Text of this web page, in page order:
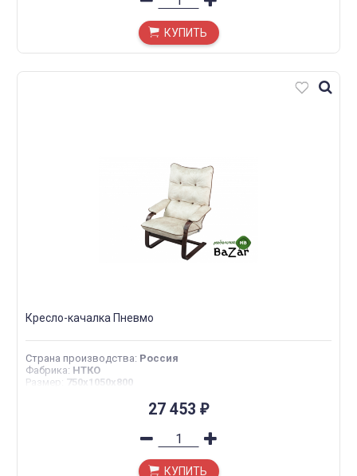
КУПИТЬ
Кресло-качалка Пневмо
Страна производства: Россия
Фабрика: НТКО
Размер : 750x1050x800
27 453 ₽
КУПИТЬ